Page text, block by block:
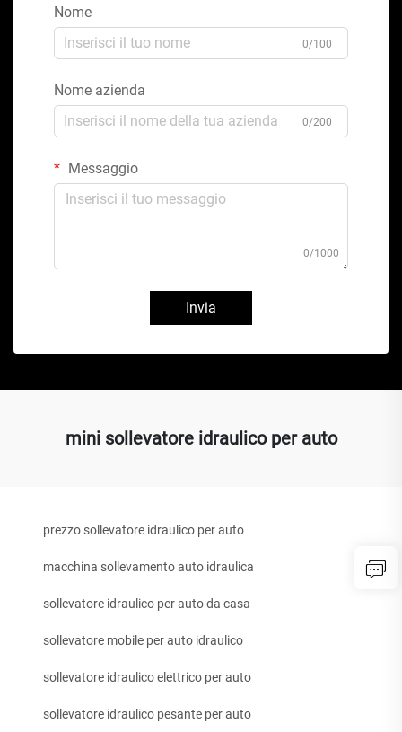
Nome
0/100
Nome azienda
0/200
Messaggio
0/1000
Invia
mini sollevatore idraulico per auto
prezzo sollevatore idraulico per auto
macchina sollevamento auto idraulica
sollevatore idraulico per auto da casa
sollevatore mobile per auto idraulico
sollevatore idraulico elettrico per auto
sollevatore idraulico pesante per auto